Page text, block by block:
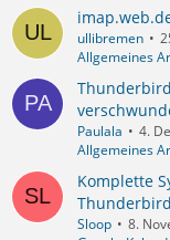
ullibremen
Allgemeines
Paulala
4.
Allgemeines
Komplette
Thunderbird
Sloop
8.